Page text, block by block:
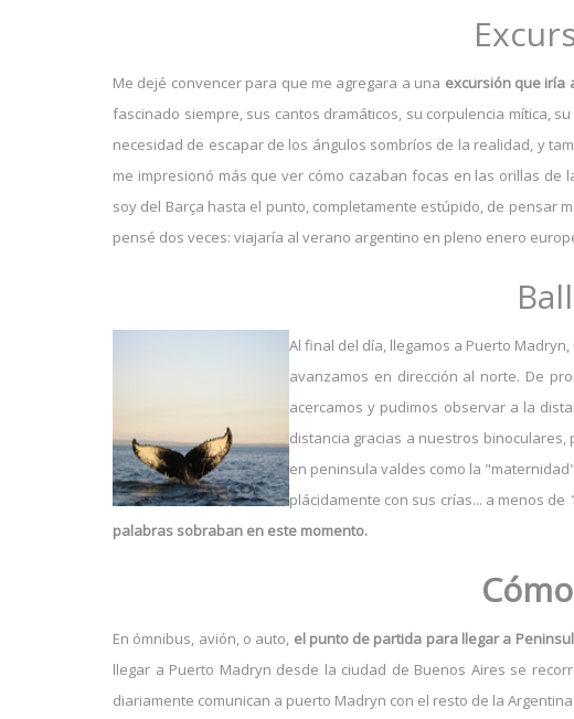
Me dejé convencer para que me agregara a una excursión que iría
fascinado siempre, sus cantos dramáticos, su corpulencia mítica,
necesidad de escapar de los ángulos sombríos de la realidad, y
me impresionó más que ver cómo cazaban focas en las orillas
soy del Barça hasta el punto, completamente estúpido, de pensar
pensé dos veces: viajaría al verano argentino en pleno enero
Al final del día, llegamos a Puerto
avanzamos en dirección al norte. De
acercamos y pudimos observar a la
distancia gracias a nuestros binoculares,
en peninsula valdes como la
plácidamente con sus crías... a menos
palabras sobraban en este momento.
En ómnibus, avión, o auto, el punto de partida para llegar a
llegar a Puerto Madryn desde la ciudad de Buenos Aires se
diariamente comunican a puerto Madryn con el resto de la Argentina.